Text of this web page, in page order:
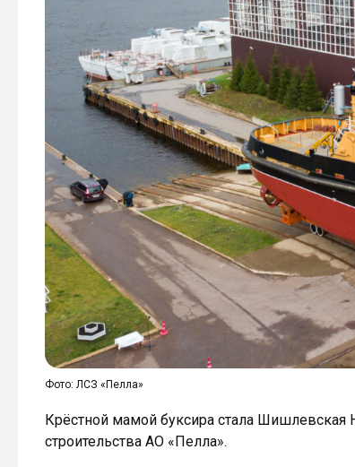
Фото: ЛСЗ «Пелла»
Крёстной мамой буксира стала Шишлевская
строительства АО «Пелла».